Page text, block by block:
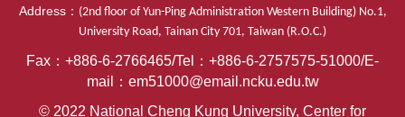
Address： (2nd floor of Yun-Ping Administration Western Building) No.1,
University Road, Tainan City 701, Taiwan (R.O.C.)
Fax ： +886-6-2766465/Tel ： +886-6-2757575-51000/E-
mail
： em51000@email.ncku.edu.tw
© 2022 National Cheng Kung University, Center for